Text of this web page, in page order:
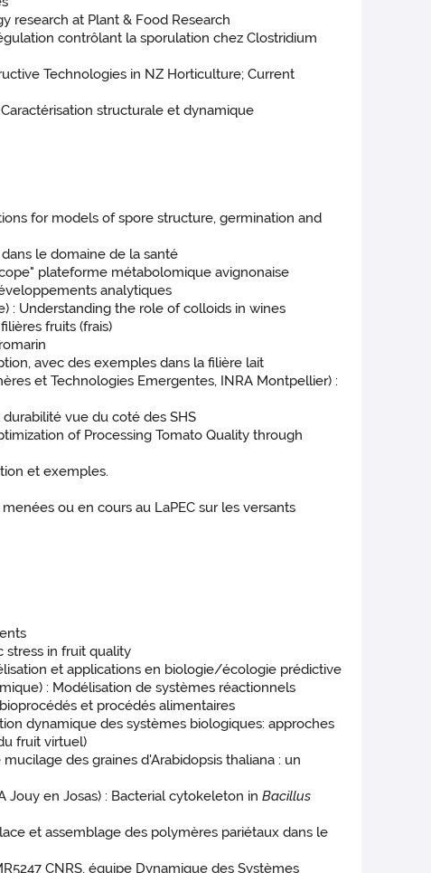
research at Plant & Food Research
contrôlant la sporulation chez Clostridium
Technologies in NZ Horticulture; Current
structurale et dynamique
for models of spore structure, germination and
le domaine de la santé
plateforme métabolomique avignonaise
analytiques
: Understanding the role of colloids in wines
fruits (frais)
avec des exemples dans la filière lait
et Technologies Emergentes, INRA Montpellier) :
vue du coté des SHS
of Processing Tomato Quality through
et exemples.
ou en cours au LaPEC sur les versants
stress in fruit quality
et applications en biologie/écologie prédictive
: Modélisation de systèmes réactionnels
et procédés alimentaires
dynamique des systèmes biologiques: approches
fruit virtuel)
des graines d'Arabidopsis thaliana : un
Jouy en Josas) : Bacterial cytokeleton inBacillus
et assemblage des polymères pariétaux dans le
CNRS, équipe Dynamique des Systèmes